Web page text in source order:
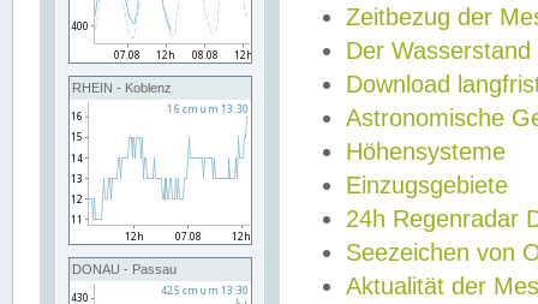
RHEIN - Koblenz
DONAU - Passau
Zeitbezug der
Der Wasserstand
Download
Astronomische
Höhensysteme
Einzugsgebiete
24h Regenradar
Seezeichen von
Aktualität der